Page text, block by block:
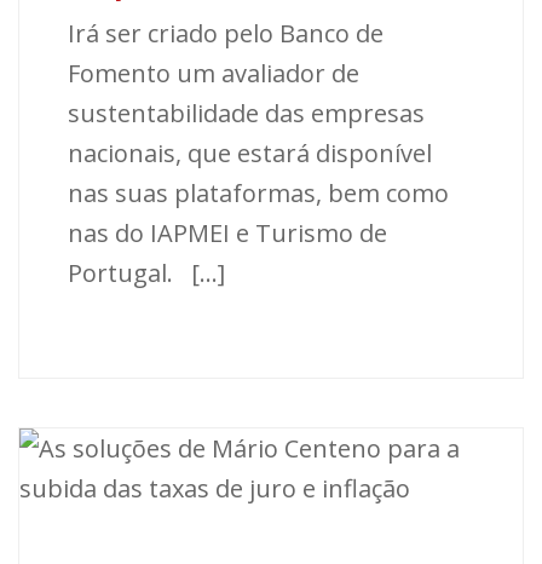
Irá ser criado pelo Banco de
Fomento um avaliador de
sustentabilidade das empresas
nacionais, que estará disponível
nas suas plataformas, bem como
nas do IAPMEI e Turismo de
Portugal. [...]